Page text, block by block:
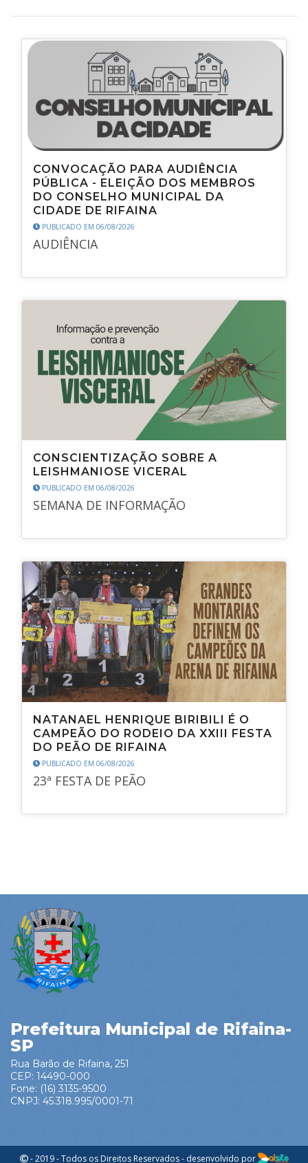
CONVOCAÇÃO PARA AUDIÊNCIA
PÚBLICA - ELEIÇÃO DOS MEMBROS
DO CONSELHO MUNICIPAL DA
CIDADE DE RIFAINA
PUBLICADO EM 06/08/2026
AUDIÊNCIA
CONSCIENTIZAÇÃO SOBRE A
LEISHMANIOSE VICERAL
PUBLICADO EM 06/08/2026
SEMANA DE INFORMAÇÃO
NATANAEL HENRIQUE BIRIBILI É O
CAMPEÃO DO RODEIO DA XXIII FESTA
DO PEÃO DE RIFAINA
PUBLICADO EM 06/08/2026
23ª FESTA DE PEÃO
Prefeitura Municipal de Rifaina-
SP
Rua Barão de Rifaina, 251
CEP: 14490-000
Fone: (16) 3135-9500
CNPJ: 45.318.995/0001-71
- 2019 - Todos os Direitos Reservados - desenvolvido por